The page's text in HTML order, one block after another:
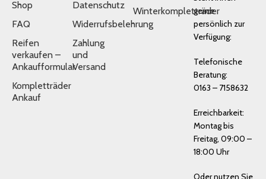
Shop
FAQ
Reifen
verkaufen –
Ankaufformular
Kompletträder
Ankauf
Datenschutz
Widerrufsbelehrung
Zahlung
und
Versand
Winterkompletträder
gerne
persönlich zur
Verfügung:
Telefonische
Beratung:
0163 – 7158632
Erreichbarkeit:
Montag bis
Freitag, 09:00 –
18:00 Uhr
Oder nutzen Sie